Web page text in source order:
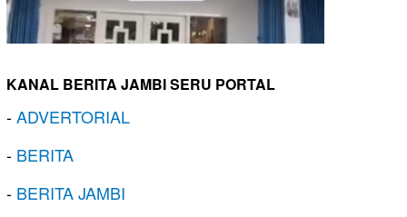
KANAL BERITA JAMBI SERU PORTAL
-ADVERTORIAL
- BERITA
- BERITA JAMBI